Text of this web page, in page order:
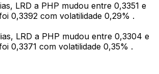
LRD a PHP mudou entre 0,3351 e
0,3392 com volatilidade 0,29% .
LRD a PHP mudou entre 0,3304 e
0,3371 com volatilidade 0,35% .